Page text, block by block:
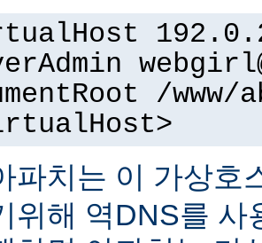
/www/
파치는 이 가상호
위해 역DNS를 사